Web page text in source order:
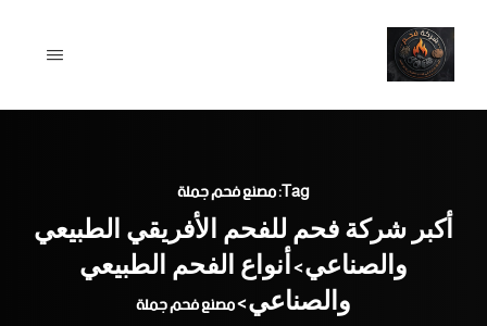
content
Tag: مصنع فحم جملة
أكبر شركة فحم للفحم الأفريقي الطبيعي
والصناعي>أنواع الفحم الطبيعي
والصناعي>مصنع فحم جملة